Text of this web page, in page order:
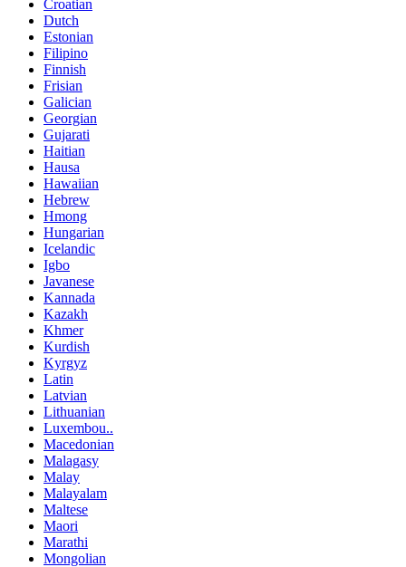
Croatian
Dutch
Estonian
Filipino
Finnish
Frisian
Galician
Georgian
Gujarati
Haitian
Hausa
Hawaiian
Hebrew
Hmong
Hungarian
Icelandic
Igbo
Javanese
Kannada
Kazakh
Khmer
Kurdish
Kyrgyz
Latin
Latvian
Lithuanian
Luxembou..
Macedonian
Malagasy
Malay
Malayalam
Maltese
Maori
Marathi
Mongolian